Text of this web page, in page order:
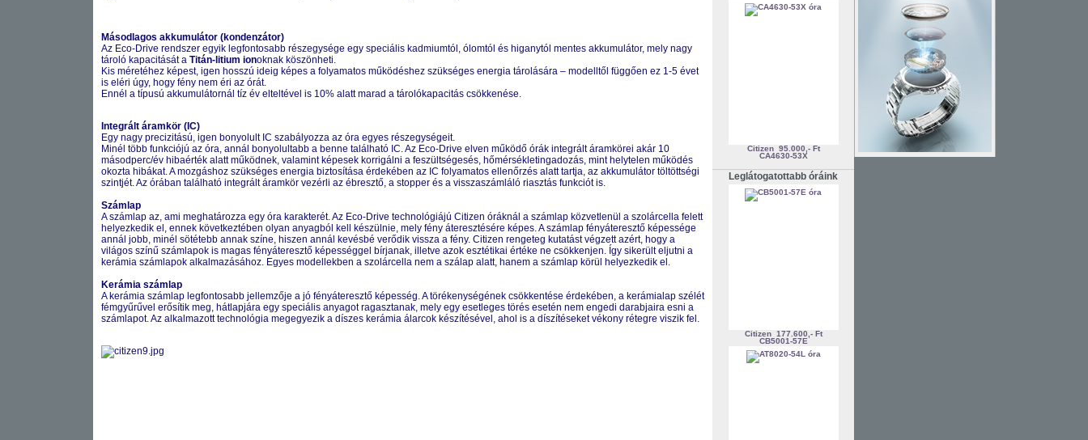
Másodlagos akkumulátor (kondenzátor)
Az Eco-Drive rendszer egyik legfontosabb részegysége egy speciális kadmiumtól, ólomtól és higanytól mentes akkumulátor, mely nagy
tároló kapacitását a Titán-litium ionoknak köszönheti.
Kis méretéhez képest, igen hosszú ideig képes a folyamatos működéshez szükséges energia tárolására – modelltől függően ez 1-5 évet
is eléri úgy, hogy fény nem éri az órát.
Ennél a típusú akkumulátornál tíz év elteltével is 10% alatt marad a tárolókapacitás csökkenése.
Integrált áramkör (IC)
Egy nagy precizitású, igen bonyolult IC szabályozza az óra egyes részegységeit.
Minél több funkciójú az óra, annál bonyolultabb a benne található IC. Az Eco-Drive elven működő órák integrált áramkörei akár 10
másodperc/év hibaérték alatt működnek, valamint képesek korrigálni a feszültségesés, hőmérsékletingadozás, mint helytelen működés
okozta hibákat. A mozgáshoz szükséges energia biztosítása érdekében az IC folyamatos ellenőrzés alatt tartja, az akkumulátor töltöttségi
szintjét. Az órában található integrált áramkör vezérli az ébresztő, a stopper és a visszaszámláló riasztás funkciót is.
Számlap
A számlap az, ami meghatározza egy óra karakterét. Az Eco-Drive technológiájú Citizen óráknál a számlap közvetlenül a szolárcella felett
helyezkedik el, ennek következtében olyan anyagból kell készülnie, mely fény áteresztésére képes. A számlap fényáteresztő képessége
annál jobb, minél sötétebb annak színe, hiszen annál kevésbé verődik vissza a fény. Citizen rengeteg kutatást végzett azért, hogy a
világos színű számlapok is magas fényáteresztő képességgel bírjanak, illetve azok esztétikai értéke ne csökkenjen. Így sikerült eljutni a
kerámia számlapok alkalmazásához.Egyes modellekben a szolárcella nem a szálap alatt, hanem a számlap körül helyezkedik el.
Kerámia számlap
A kerámia számlap legfontosabb jellemzője a jó fényáteresztő képesség. A törékenységének csökkentése érdekében, a kerámialap szélét
fémgyűrűvel erősítik meg, hátlapjára egy speciális anyagot ragasztanak, mely egy esetleges törés esetén nem engedi darabjaira esni a
számlapot. Az alkalmazott technológia megegyezik a díszes kerámia álarcok készítésével, ahol is a díszítéseket vékony rétegre viszik fel.
Citizen 95.000,- Ft
CA4630-53X
Leglátogatottabb óráink
Citizen 177.600,- Ft
CB5001-57E